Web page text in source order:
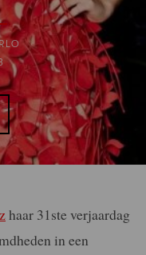
haar 31ste verjaardag
in een